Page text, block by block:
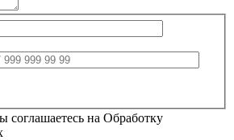
соглашаетесь на Обработку